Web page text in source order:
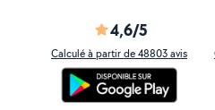
4,6/5
Calculé à partir de 48803 avis